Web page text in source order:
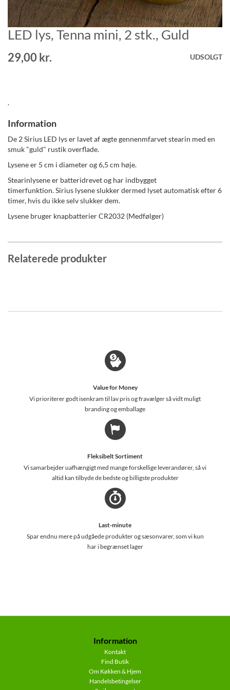
Gå
til
starten
af
LED lys, Tenna mini, 2 stk., Guld
29,00 kr. UDSOLGT
.
Information
De 2 Sirius LED lys er lavet af ægte gennenmfarvet stearin med en
smuk "guld" rustik overflade.
Lysene er 5 cm i diameter og 6,5 cm høje.
Stearinlysene er batteridrevet og har indbygget
timerfunktion. Sirius lysene slukker dermed lyset automatisk efter 6
timer, hvis du ikke selv slukker dem.
Lysene bruger knapbatterier CR2032 (Medfølger)
Relaterede produkter
Value for Money
Vi prioriterer godt isenkram til lav pris og fravælger så vidt muligt
branding og emballage
Fleksibelt Sortiment
Vi samarbejder uafhængigt med mange forskellige leverandører, så vi
altid kan tilbyde de bedste og billigste produkter
Last-minute
Spar endnu mere på udgåede produkter og sæsonvarer, som vi kun
har i begrænset lager
Information
Kontakt
Find Butik
Om Køkken & Hjem
Handelsbetingelser